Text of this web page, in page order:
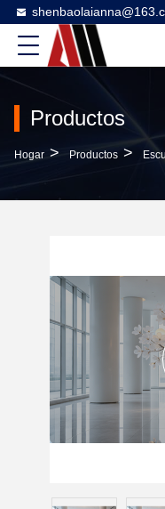
Productos
Hogar > Productos >